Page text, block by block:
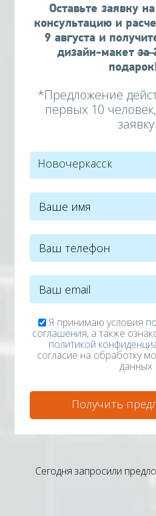
Оставьте заявку
консультацию и
9 августаи
дизайн-макетза
*Предложение
первых 10
заявку
Новочеркасск
Я принимаю условия
соглашения, а также
политикой
согласие на обработку
данных
Получить
Сегодня запросили